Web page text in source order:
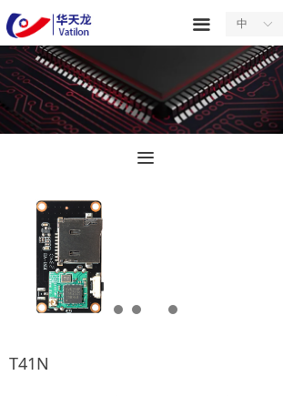
끀
首页
关于我们
产品中心
合作中心
联系我们
ꀅ
中
T41N
끀